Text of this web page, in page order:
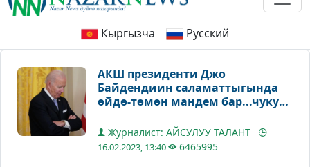
Кыргызча Русский
АКШ президенти Джо
Байдендиин саламаттыгында
өйдө-төмөн мандем бар...чукул
кароодон өтөт
Журналист: АЙСУЛУУ ТАЛАНТ
16.02.2023, 13:40 6465995